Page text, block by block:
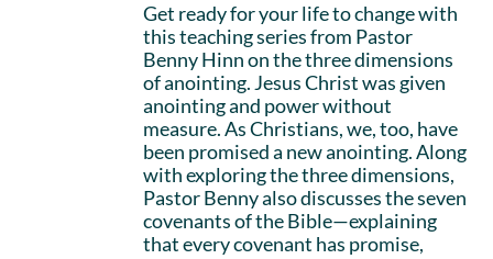
Get ready for your life to change with
this teaching series from Pastor
Benny Hinn on the three dimensions
of anointing. Jesus Christ was given
anointing and power without
measure. As Christians, we, too, have
been promised a new anointing. Along
with exploring the three dimensions,
Pastor Benny also discusses the seven
covenants of the Bible—explaining
that every covenant has promise,